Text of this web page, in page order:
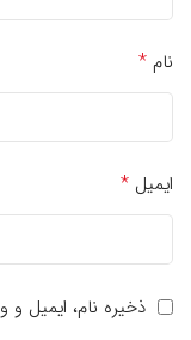
نام *
ایمیل *
ذخیره نام، ایمیل و